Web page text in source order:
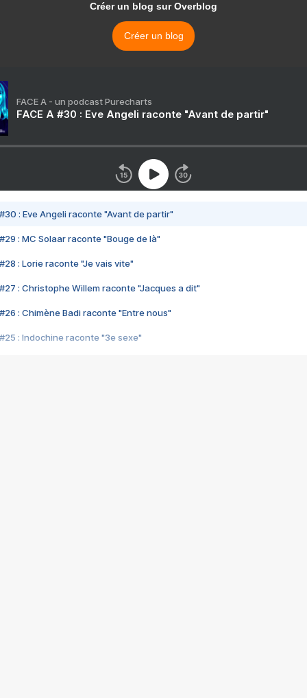
Créer un blog sur Overblog
Créer un blog
FACE A - un podcast Purecharts
FACE A #30 : Eve Angeli raconte "Avant de partir"
#30 : Eve Angeli raconte "Avant de partir"
#29 : MC Solaar raconte "Bouge de là"
#28 : Lorie raconte "Je vais vite"
#27 : Christophe Willem raconte "Jacques a dit"
#26 : Chimène Badi raconte "Entre nous"
#25 : Indochine raconte "3e sexe"